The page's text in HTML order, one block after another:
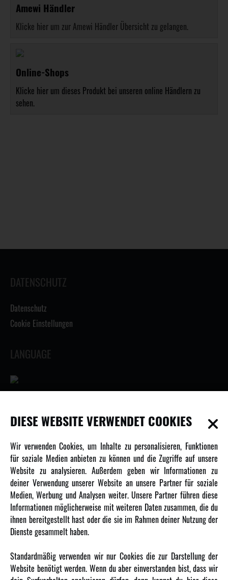
Amewi Händler
Klicke hier um zur Amewi Händler Übersicht zu gelangen.
Online-Shops
Klicke hier um dieses Produkt bei unseren online Händlern zu
sehen.
DATENSCHUTZ
Datenschutz
Cookie Einstellungen
LANGUAGE
INFORMATIONEN
Newsletter
Über uns
Karriere
Amewi Kataloge
MEHR VON AMEWI
Amewi Construction - Nutzfahrzeuge
DIESE WEBSITE VERWENDET COOKIES
Wir verwenden Cookies, um Inhalte zu personalisieren, Funktionen
für soziale Medien anbieten zu können und die Zugriffe auf unsere
Website zu analysieren. Außerdem geben wir Informationen zu
deiner Verwendung unserer Website an unsere Partner für soziale
Medien, Werbung und Analysen weiter. Unsere Partner führen diese
Informationen möglicherweise mit weiteren Daten zusammen, die du
ihnen bereitgestellt hast oder die sie im Rahmen deiner Nutzung der
Dienste gesammelt haben.
Standardmäßig verwenden wir nur Cookies die zur Darstellung der
Website benötigt werden. Wenn du aber einverstanden bist, dass wir